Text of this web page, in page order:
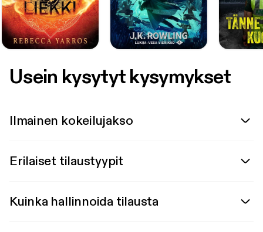
Usein kysytyt kysymykset
Ilmainen kokeilujakso
Erilaiset tilaustyypit
Kuinka hallinnoida tilausta